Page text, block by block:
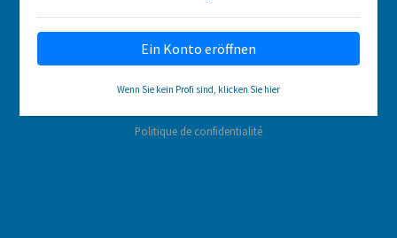
Ein Konto eröffnen
Wenn Sie kein Profi sind, klicken Sie hier
Politique de confidentialité